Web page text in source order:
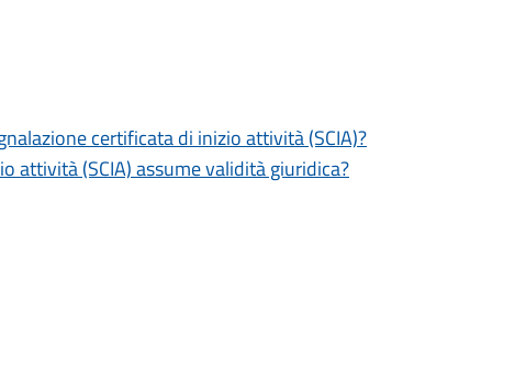
certificata di inizio attività (SCIA)?
attività (SCIA) assume validità giuridica?